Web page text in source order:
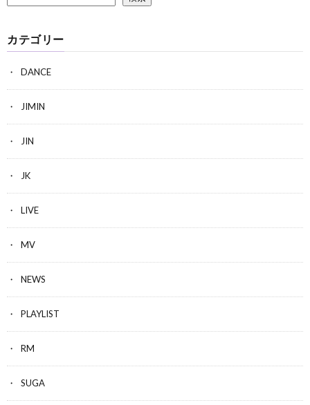
カテゴリー
DANCE
JIMIN
JIN
JK
LIVE
MV
NEWS
PLAYLIST
RM
SUGA